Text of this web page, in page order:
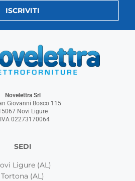
ISCRIVITI
Novelettra Srl
Giovanni Bosco 115
Novi Ligure
02273170064
SEDI
Ligure (AL)
Tortona (AL)